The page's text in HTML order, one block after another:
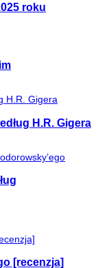
roku
H.R. Gigera
[recenzja]